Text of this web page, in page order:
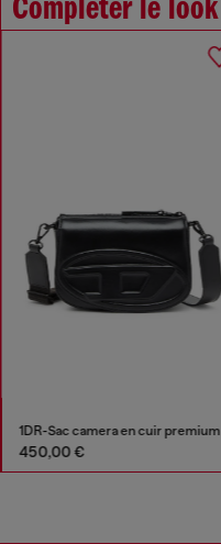
Compléter le look
1DR-Sac camera en cuir premium
450,00 €